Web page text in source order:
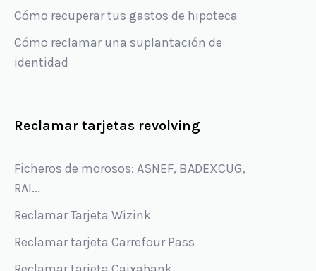
Cómo recuperar tus gastos de hipoteca
Cómo reclamar una suplantación de
identidad
Reclamar tarjetas revolving
Ficheros de morosos: ASNEF, BADEXCUG,
RAI...
Reclamar Tarjeta Wizink
Reclamar tarjeta Carrefour Pass